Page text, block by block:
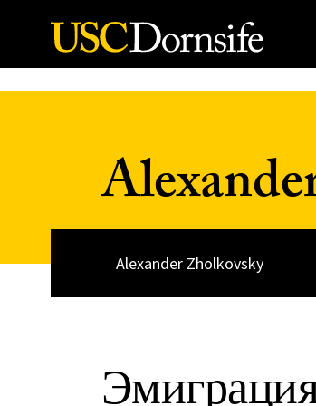
Skip to Content
Alexander Zholkovsky